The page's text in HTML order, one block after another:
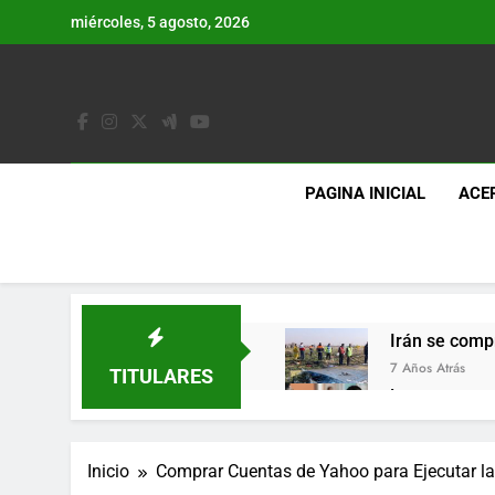
miércoles, 5 agosto, 2026
PAGINA INICIAL
TITULARES
Irán se
7 Años Atrás
Lo que se
7 Años Atrás
7 Años Atrás
Inicio Comprar Cuentas de Yahoo para Ejecutar